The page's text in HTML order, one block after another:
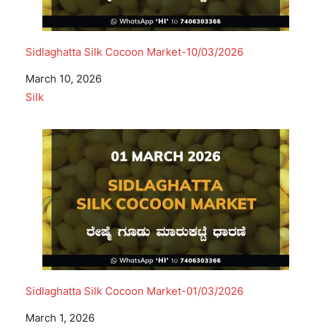
Sidlaghatta Silk Cocoon Market-10/03/2026
Date
March 10, 2026
In relation to
Silk
Sidlaghatta Silk Cocoon Market-01/03/2026
Date
March 1, 2026